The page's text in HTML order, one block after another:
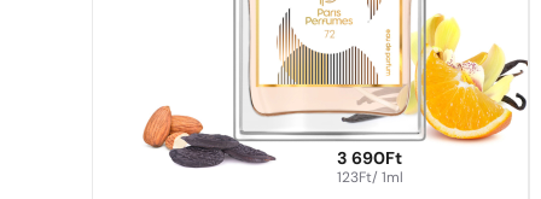
3 690 Ft
123Ft/ 1ml